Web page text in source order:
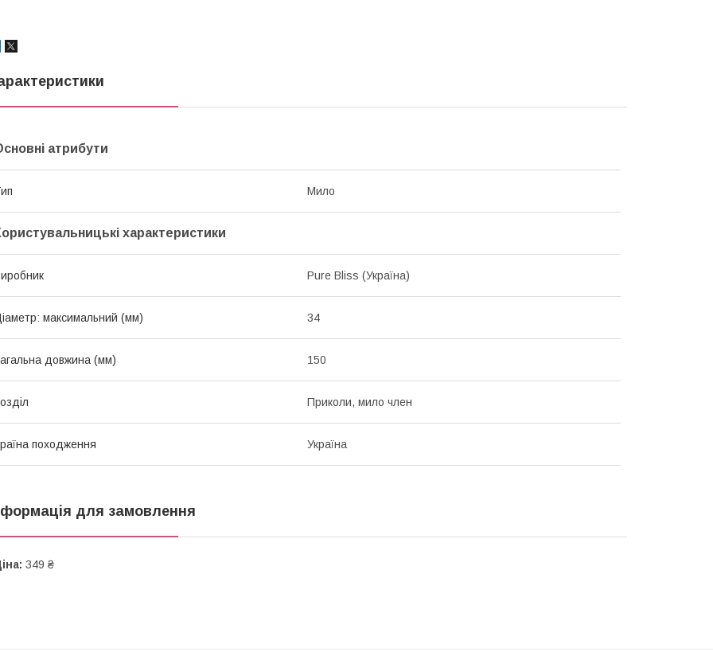
атрибути
Мило
характеристики
Pure Bliss (Україна)
максимальний (мм) 34
довжина (мм) 150
Приколи, мило член
походження Україна
для замовлення
349 ₴